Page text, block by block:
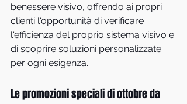
benessere visivo, offrendo ai propri
clienti l'opportunità di verificare
l'efficienza del proprio sistema visivo e
di scoprire soluzioni personalizzate
per ogni esigenza.
Le promozioni speciali di ottobre da